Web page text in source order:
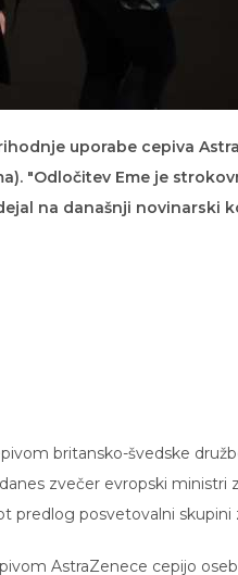
uporabe cepiva
"Odločitev Eme je
na današnji novinarski
britansko-švedske
zvečer evropski ministri
predlog posvetovalni skupini
AstraZenece cepijo